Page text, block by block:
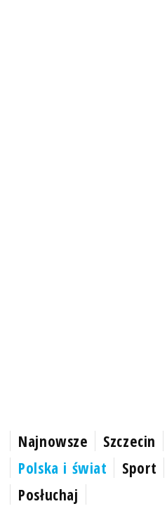
Najnowsze Szczecin
Polska i świat
Sport
Posłuchaj